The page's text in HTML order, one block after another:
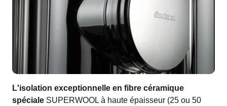
L'isolation exceptionnelle en fibre céramique
spéciale SUPERWOOL à haute épaisseur (25 ou 50